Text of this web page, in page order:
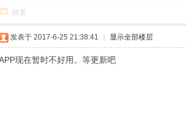
回复
发表于 2017-6-25 21:38:41 显示全部楼层
现在暂时不好用。等更新吧